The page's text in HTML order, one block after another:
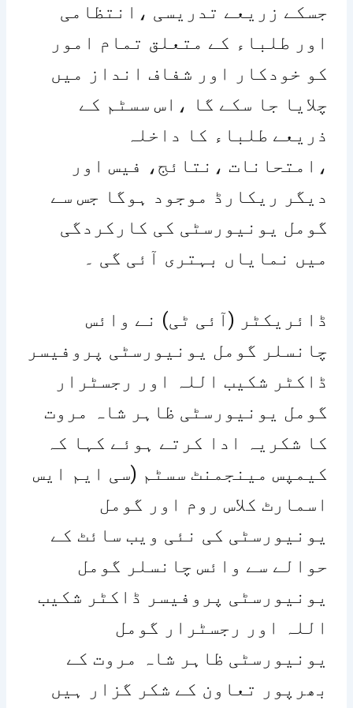
جسکے زریعے تدریسی ،انتظامی
اور طلباء کے متعلق تمام امور
کو خودکار اور شفاف انداز میں
چلایا جا سکے گا ،اس سسٹم کے
ذریعے طلباء کا داخلہ
،امتحانات ،نتائج، فیس اور
دیگر ریکارڈ موجود ہوگا جس سے
گومل یونیورسٹی کی کارکردگی
میں نمایاں بہتری آئی گی ۔
ڈائریکٹر (آئی ٹی) نے وائس
چانسلر گومل یونیورسٹی پروفیسر
ڈاکٹر شکیب اللہ اور رجسٹرار
گومل یونیورسٹی ظاہر شاہ مروت
کا شکریہ ادا کرتے ہوئے کہا کہ
کیمپس مینجمنٹ سسٹم (سی ایم ایس
اسمارٹ کلاس روم اور گومل
یونیورسٹی کی نئی ویب سائٹ کے
حوالے سے وائس چانسلر گومل
یونیورسٹی پروفیسر ڈاکٹر شکیب
اللہ اور رجسٹرار گومل
یونیورسٹی ظاہر شاہ مروت کے
بھرپور تعاون کے شکر گزار ہیں